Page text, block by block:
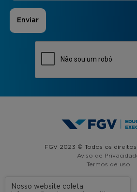
FGV 2023 © Todos os
Aviso de
Termos de uso
Nosso website coleta